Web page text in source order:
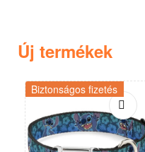
Új termékek
Biztonságos fizetés